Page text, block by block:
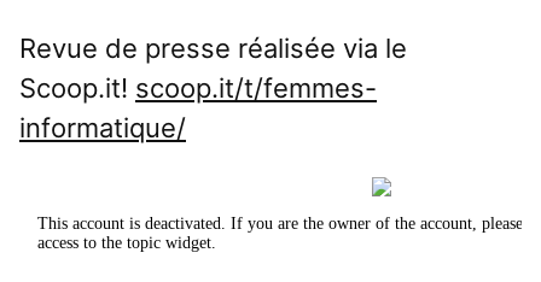
Revue de presse réalisée via le
Scoop.it! scoop.it/t/femmes-
informatique/